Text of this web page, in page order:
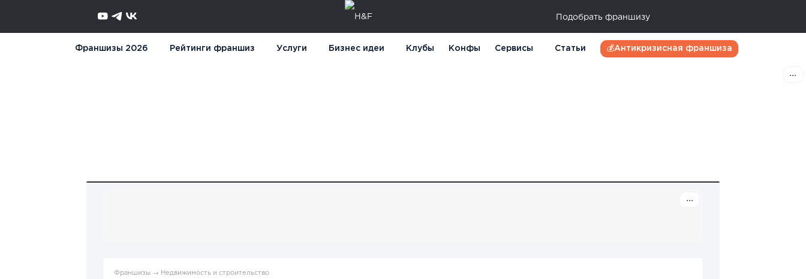
Подобрать франшизу
Франшизы 2026 Рейтинги франшиз Услуги Бизнес идеи Клубы Конфы Сервисы Статьи 💰Антикризисная франшиза
Франшизы → Недвижимость и строительство